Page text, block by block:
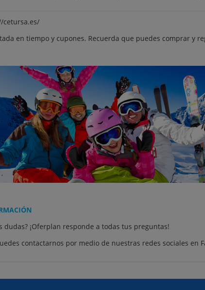
cetursa.es/
en tiempo y cupones. Recuerda que puedes comprar y
dudas? ¡Oferplan responde a todas tus preguntas!
contactarnos por medio de nuestras redes sociales en